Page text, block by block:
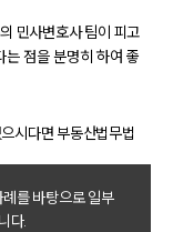
민사변호사 팀이 피고
점을 분명히 하여 좋
시다면 부동산법무법
를 바탕으로 일부
다.